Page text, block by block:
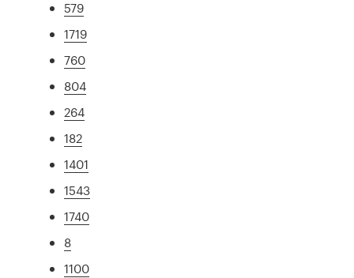
579
1719
760
804
264
182
1401
1543
1740
8
1100